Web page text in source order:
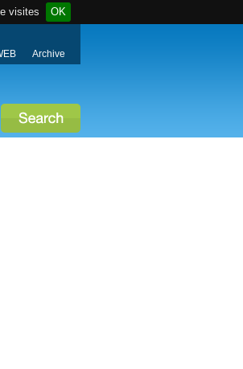
visites OK
Archive